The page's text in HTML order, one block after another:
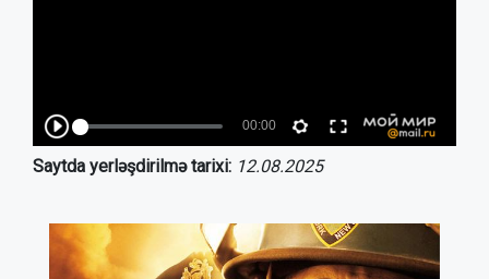
Saytda yerləşdirilmə tarixi: 12.08.2025